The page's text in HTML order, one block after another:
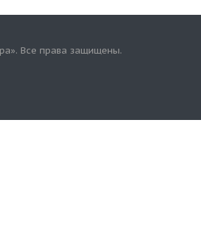
Все права защищены.